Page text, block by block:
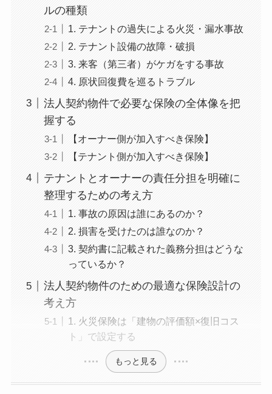
ルの種類
1. テナントの過失による火災・漏水事故
2. テナント設備の故障・破損
3. 来客（第三者）がケガをする事故
4. 原状回復費を巡るトラブル
法人契約物件で必要な保険の全体像を把
握する
【オーナー側が加入すべき保険】
【テナント側が加入すべき保険】
テナントとオーナーの責任分担を明確に
整理するための考え方
1. 事故の原因は誰にあるのか？
2. 損害を受けたのは誰なのか？
3. 契約書に記載された義務分担はどうな
っているか？
法人契約物件のための最適な保険設計の
考え方
1. 火災保険は「建物の評価額×復旧コス
ト」で設定する
もっと見る